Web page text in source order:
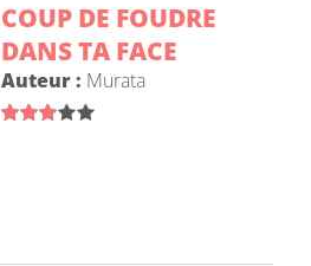
COUP DE FOUDRE
DANS TA FACE
Auteur : Murata